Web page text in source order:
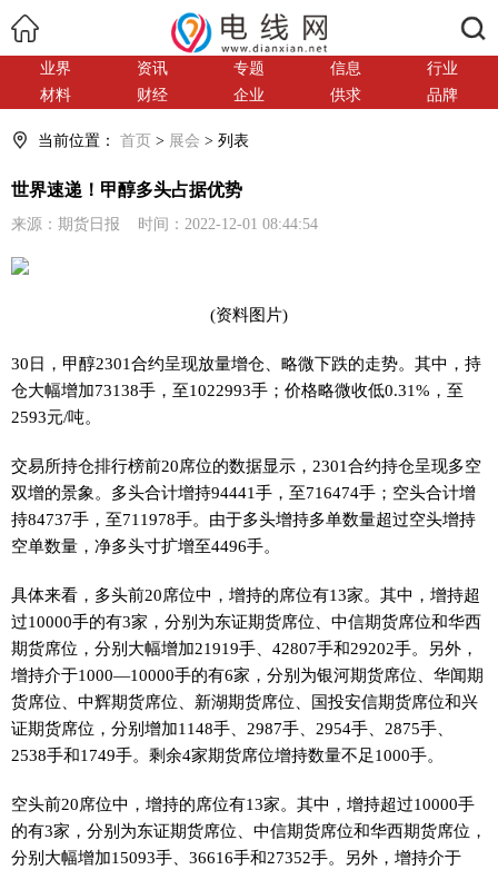
业界 资讯 专题 信息
行业
材料
财经 企业 供求 品牌
当前位置： 首页 > 展会 > 列表
世界速递！甲醇多头占据优势
来源：期货日报 时间：2022-12-01 08:44:54
(资料图片)
30日，甲醇2301合约呈现放量增仓、略微下跌的走势。其中，持
仓大幅增加73138手，至1022993手；价格略微收低0.31%，至
2593元/吨。
交易所持仓排行榜前20席位的数据显示，2301合约持仓呈现多空
双增的景象。多头合计增持94441手，至716474手；空头合计增
持84737手，至711978手。由于多头增持多单数量超过空头增持
空单数量，净多头寸扩增至4496手。
具体来看，多头前20席位中，增持的席位有13家。其中，增持超
过10000手的有3家，分别为东证期货席位、中信期货席位和华西
期货席位，分别大幅增加21919手、42807手和29202手。另外，
增持介于1000—10000手的有6家，分别为银河期货席位、华闻期
货席位、中辉期货席位、新湖期货席位、国投安信期货席位和兴
证期货席位，分别增加1148手、2987手、2954手、2875手、
2538手和1749手。剩余4家期货席位增持数量不足1000手。
空头前20席位中，增持的席位有13家。其中，增持超过10000手
的有3家，分别为东证期货席位、中信期货席位和华西期货席位，
分别大幅增加15093手、36616手和27352手。另外，增持介于